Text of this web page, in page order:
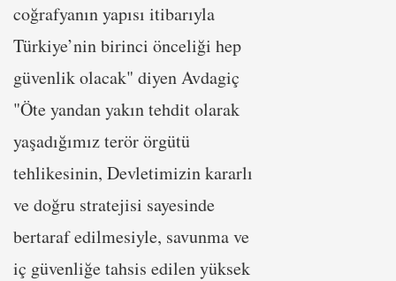
coğrafyanın yapısı itibarıyla
Türkiye’nin birinci önceliği hep
güvenlik olacak" diyen Avdagiç
"Öte yandan yakın tehdit olarak
yaşadığımız terör örgütü
tehlikesinin, Devletimizin kararlı
ve doğru stratejisi sayesinde
bertaraf edilmesiyle, savunma ve
iç güvenliğe tahsis edilen yüksek